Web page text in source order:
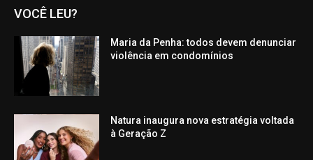
VOCÊ LEU?
Maria da Penha: todos devem denunciar
violência em condomínios
Natura inaugura nova estratégia voltada
à Geração Z